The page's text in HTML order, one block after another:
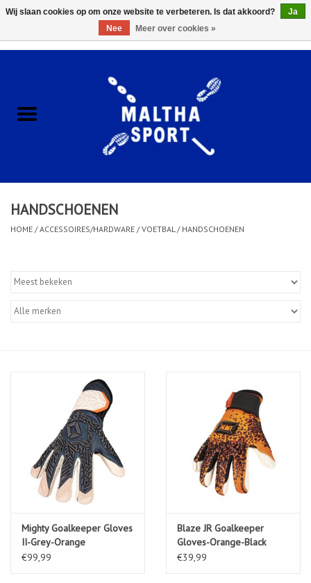
ACCESSOIRES/HARDWARE
KLEDING
HANDSCHOENEN
HOME /ACCESSOIRES/HARDWARE /VOETBAL / HANDSCHOENEN
Mighty Goalkeeper Gloves
II-Grey-Orange
€99,99
Blaze JR Goalkeeper
Gloves-Orange-Black
€39,99
Wij slaan cookies op om onze website te verbeteren. Is dat akkoord?
Ja
Nee
Meer over cookies »